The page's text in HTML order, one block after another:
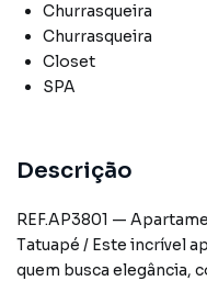
Churrasqueira
Churrasqueira
Closet
SPA
Descrição
REF.AP3801 —
Tatuapé / Este incrível
quem busca elegância,